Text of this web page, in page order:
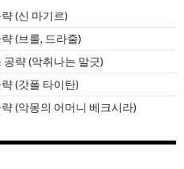
(신 마기르)
(브룰, 드라줄)
략 (악취나는 말긋)
(갓폴 타이탄)
(악몽의 어머니 베크시라)